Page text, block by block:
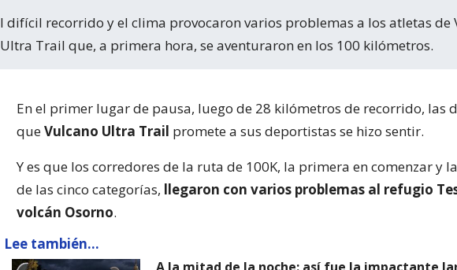
Ultra Trail que, a primera hora, se aventuraron en los 100 kilómetros.
En el primer lugar de pausa, luego de 28 kilómetros de recorrido, las
queVulcano Ultra Trail promete a sus deportistas se hizo sentir.
Y es que los corredores de la ruta de 100K, la primera en comenzar y
de las cinco categorías, llegaron con varios problemas al refugio
volcán Osorno.
Lee también...